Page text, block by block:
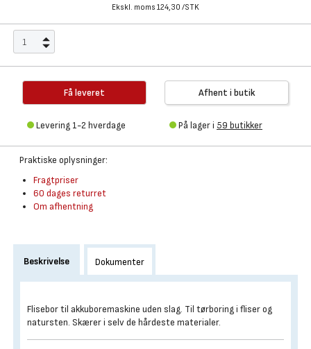
Ekskl. moms 124,30 /STK
Få leveret
Levering 1-2 hverdage
Afhent i butik
På lager i 59 butikker
Praktiske oplysninger:
Fragtpriser
60 dages returret
Om afhentning
Beskrivelse Dokumenter
Flisebor til akkuboremaskine uden slag. Til tørboring i fliser og
natursten. Skærer i selv de hårdeste materialer.